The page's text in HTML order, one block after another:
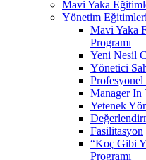
Mavi Yaka
Yönetim Eğitimleri
Mavi Yaka
Programı
Yeni Nesil
Yönetici
Manager In
Yetenek
Fasilitasyon
“Koç Gibi
Programı